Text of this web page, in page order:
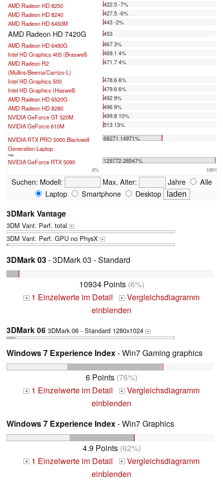
AMD Radeon HD 8250
422.5 -7%
AMD Radeon HD 8240
427.5 -6%
AMD Radeon HD 6450M
443 -2%
AMD Radeon HD 7420G
453
AMD Radeon HD 6480G
467 3%
Intel HD Graphics 405 (Braswell)
469.1 4%
AMD Radeon R2
(Mullins/Beema/Carrizo-L)
471.7 4%
Intel HD Graphics 500
478.6 6%
Intel HD Graphics (Haswell)
479.6 6%
AMD Radeon HD 6520G
492 9%
AMD Radeon HD 8280
496 9%
NVIDIA GeForce GT 520M
499.8 10%
NVIDIA GeForce 610M
513 13%
...
NVIDIA RTX PRO 5000 Blackwell
Generation Laptop
68271 14971%
max:
NVIDIA GeForce RTX 5090 129772 28547%
0% 100%
Suchen: Modell: Max. Alter: Jahre
Alle
Laptop
Smartphone Desktop
3DMark Vantage
3DM Vant. Perf. total +
3DM Vant. Perf. GPU no PhysX +
3DMark 03- 3DMark 03 - Standard
10934 Points(6%)
+ 1 Einzelwerte im Detail + Vergleichsdiagramm
einblenden
3DMark 06 3DMark 06 - Standard 1280x1024 +
Windows 7 Experience Index- Win7 Gaming graphics
6 Points (76%)
+ 1 Einzelwerte im Detail + Vergleichsdiagramm
einblenden
Windows 7 Experience Index- Win7 Graphics
4.9 Points(62%)
+ 1 Einzelwerte im Detail + Vergleichsdiagramm
einblenden